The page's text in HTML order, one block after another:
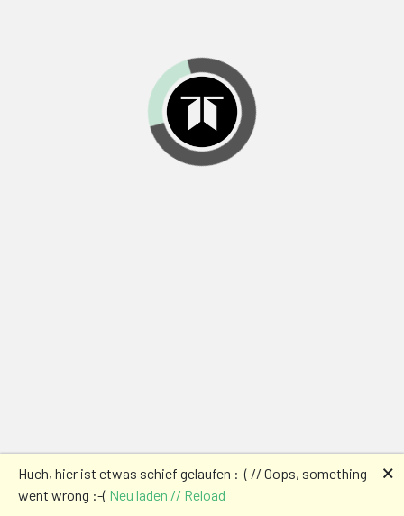
Huch, hier ist etwas schief gelaufen :-( // Oops, something
went wrong :-( Neu laden // Reload
🗙